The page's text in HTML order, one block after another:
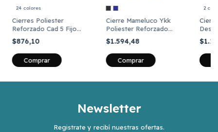
24 colores
Cierres Poliester
Reforzado Cad 5 Fijo
Ykk De 65 Cm X Unidad
$876,10
Comprar
Cierre Mameluco Ykk
Poliester Reforzado
Cadena 5 De 50cm
$1.594,48
Comprar
2
Cm
Newsletter
Registrate y recibí nuestras ofertas.